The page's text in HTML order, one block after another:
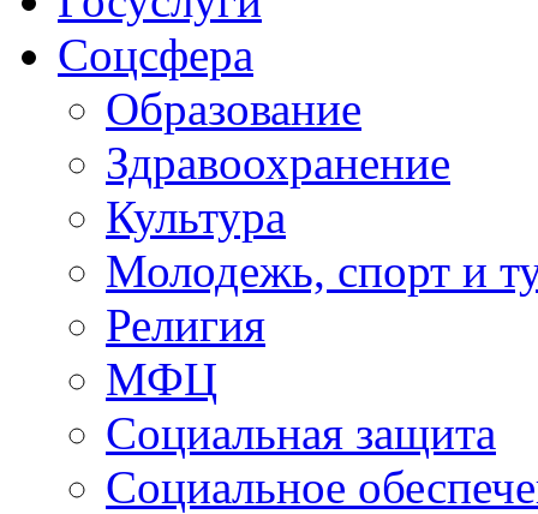
Соцсфера
Образование
Здравоохранение
Культура
Молодежь, спорт и
Религия
МФЦ
Социальная защита
Социальное